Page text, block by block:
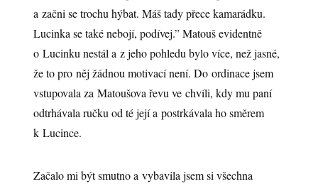
a začni se trochu hýbat. Máš tady přece kamarádku.
Lucinka se také nebojí, podívej.” Matouš evidentně
o Lucinku nestál a z jeho pohledu bylo více, než jasné,
že to pro něj žádnou motivací není. Do ordinace jsem
vstupovala za Matoušova řevu ve chvíli, kdy mu paní
odtrhávala ručku od té její a postrkávala ho směrem
k Lucince.
Začalo mi být smutno a vybavila jsem si všechna